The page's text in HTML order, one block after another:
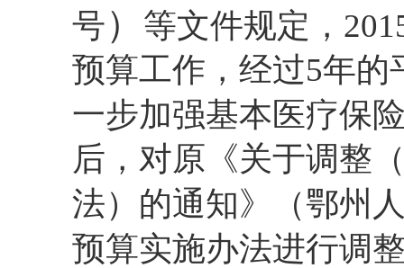
号） 等文件规定，
预算工作，经过5年的
一步加强基本医疗保
后，对原《关于调整
法）的通知》（鄂州
预算实施办法进行调